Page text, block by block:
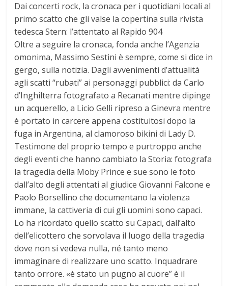
Dai concerti rock, la cronaca per i quotidiani locali al
primo scatto che gli valse la copertina sulla rivista
tedesca Stern: l’attentato al Rapido 904
Oltre a seguire la cronaca, fonda anche l’Agenzia
omonima, Massimo Sestini è sempre, come si dice in
gergo, sulla notizia. Dagli avvenimenti d’attualità
agli scatti “rubati” ai personaggi pubblici: da Carlo
d’Inghilterra fotografato a Recanati mentre dipinge
un acquerello, a Licio Gelli ripreso a Ginevra mentre
è portato in carcere appena costituitosi dopo la
fuga in Argentina, al clamoroso bikini di Lady D.
Testimone del proprio tempo e purtroppo anche
degli eventi che hanno cambiato la Storia: fotografa
la tragedia della Moby Prince e sue sono le foto
dall’alto degli attentati al giudice Giovanni Falcone e
Paolo Borsellino che documentano la violenza
immane, la cattiveria di cui gli uomini sono capaci.
Lo ha ricordato quello scatto su Capaci, dall’alto
dell’elicottero che sorvolava il luogo della tragedia
dove non si vedeva nulla, né tanto meno
immaginare di realizzare uno scatto. Inquadrare
tanto orrore. «è stato un pugno al cuore” è il